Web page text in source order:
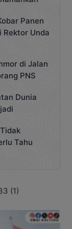
Panen
Rektor Unda
di Jalan
PNS
Dunia
Tahu